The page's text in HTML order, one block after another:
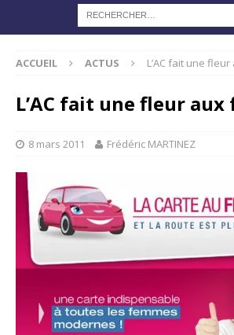
ACCUEIL ACTUS L’AC fait une
L’AC fait une fleur
8 mars 2011 Frédéric MARTINEZ